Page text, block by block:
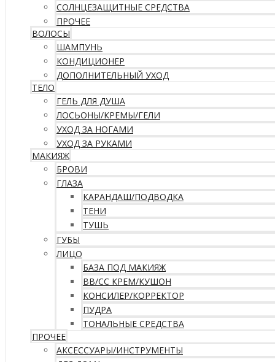
СОЛНЦЕЗАЩИТНЫЕ СРЕДСТВА
ПРОЧЕЕ
ВОЛОСЫ
ШАМПУНЬ
КОНДИЦИОНЕР
ДОПОЛНИТЕЛЬНЫЙ УХОД
ТЕЛО
ГЕЛЬ ДЛЯ ДУША
ЛОСЬОНЫ/КРЕМЫ/ГЕЛИ
УХОД ЗА НОГАМИ
УХОД ЗА РУКАМИ
МАКИЯЖ
БРОВИ
ГЛАЗА
КАРАНДАШ/ПОДВОДКА
ТЕНИ
ТУШЬ
ГУБЫ
ЛИЦО
БАЗА ПОД МАКИЯЖ
ВВ/CC КРЕМ/КУШОН
КОНСИЛЕР/КОРРЕКТОР
ПУДРА
ТОНАЛЬНЫЕ СРЕДСТВА
ПРОЧЕЕ
АКСЕССУАРЫ/ИНСТРУМЕНТЫ